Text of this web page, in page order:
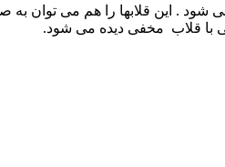
شود . این قلابها را هم می
با قلاب مخفی دیده می شود.